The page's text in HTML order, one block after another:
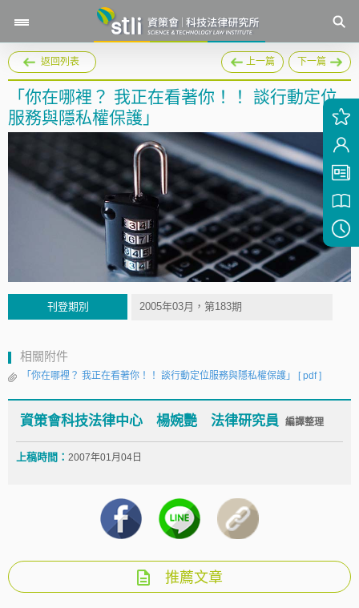
返回列表 上一篇 下一篇
「你在哪裡？ 我正在看著你！！ 談行動定位
服務與隱私權保護」
刊登期別 2005年03月，第183期
相關附件
「你在哪裡？ 我正在看著你！！ 談行動定位服務與隱私權保護」 [ pdf ]
資策會科技法律中心 楊婉艷 法律研究員 編譯整理
上稿時間： 2007年01月04日
推薦文章